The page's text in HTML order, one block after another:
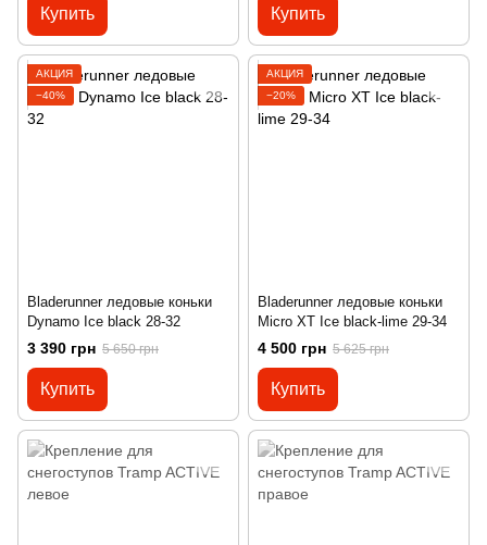
Купить Купить
АКЦИЯ
−40%
Bladerunner ледовые коньки
Dynamo Ice black 28-32
3 390 грн 5 650 грн
Купить
АКЦИЯ
−20%
Bladerunner ледовые коньки
Micro XT Ice black-lime 29-34
4 500 грн 5 625 грн
Купить